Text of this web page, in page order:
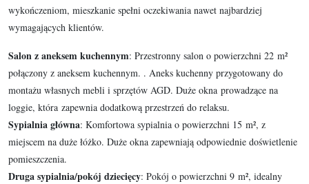
wykończeniom, mieszkanie spełni oczekiwania nawet najbardziej
wymagających klientów.
Salon z aneksem kuchennym: Przestronny salon o powierzchni 22 m²
połączony z aneksem kuchennym. . Aneks kuchenny przygotowany do
montażu własnych mebli i sprzętów AGD. Duże okna prowadzące na
loggie, która zapewnia dodatkową przestrzeń do relaksu.
Sypialnia główna: Komfortowa sypialnia o powierzchni 15 m², z
miejscem na duże łóżko. Duże okna zapewniają odpowiednie doświetlenie
pomieszczenia.
Druga sypialnia/pokój dziecięcy: Pokój o powierzchni 9 m², idealny